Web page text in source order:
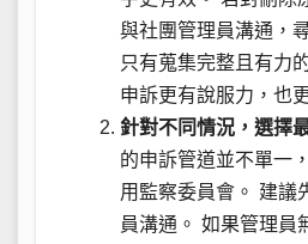
與社團管理員溝通，
只有蒐集完整且有力
申訴更有說服力，也
針對不同情況，選擇
的申訴管道並不單一
用監察委員會。 建議
員溝通。 如果管理員